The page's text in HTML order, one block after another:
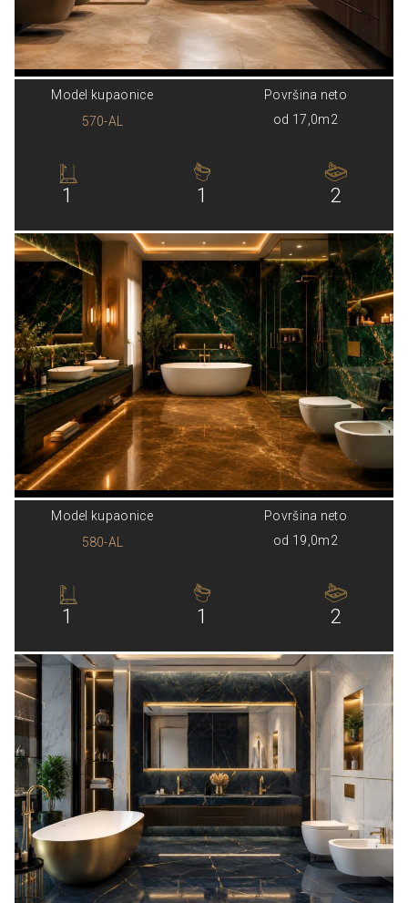
Model kupaonice
570-AL
Površina neto
od 17,0m2
1 1 2
Model kupaonice
580-AL
Površina neto
od 19,0m2
1 1 2